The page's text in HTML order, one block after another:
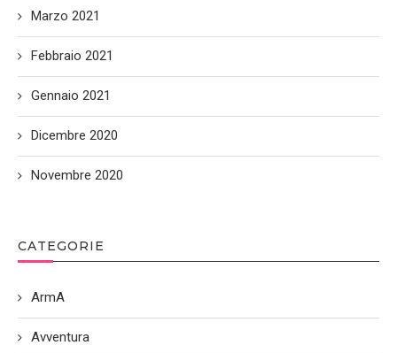
Marzo 2021
Febbraio 2021
Gennaio 2021
Dicembre 2020
Novembre 2020
CATEGORIE
ArmA
Avventura